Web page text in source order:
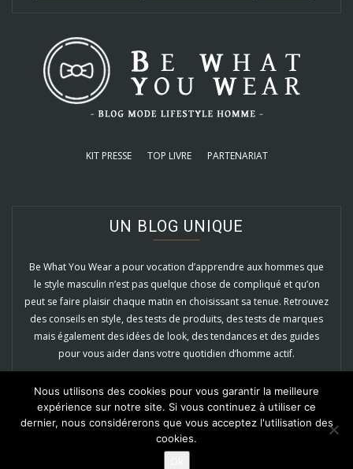
KIT PRESSE TOP LIVRE PARTENARIAT
UN BLOG UNIQUE
Be What You Wear a pour vocation d’apprendre aux hommes que
le style masculin n’est pas quelque chose de compliqué et qu’on
peut se faire plaisir chaque matin en choisissant sa tenue. Retrouvez
des conseils en style, des tests de produits, des tests de marques
mais également des idées de look, des tendances et des guides
pour vous aider dans votre quotidien d’homme actif.
Nous utilisons des cookies pour vous garantir la meilleure
expérience sur notre site. Si vous continuez à utiliser ce
dernier, nous considérerons que vous acceptez l'utilisation des
cookies.